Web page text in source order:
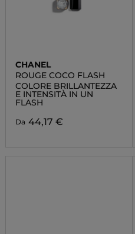
CHANEL
ROUGE COCO FLASH
COLORE BRILLANTEZZA
E INTENSITÀ IN UN
FLASH
Da 44,17 €